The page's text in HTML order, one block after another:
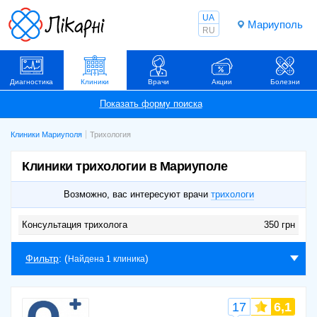
Мариуполь
UA
RU
Диагностика Клиники Врачи Акции Болезни
Клиники Мариуполя Трихология
Клиники трихологии в Мариуполе
Возможно, вас интересуют врачи трихологи
Консультация трихолога 350 грн
Фильтр: (Найдена 1 клиника)
17 6,1